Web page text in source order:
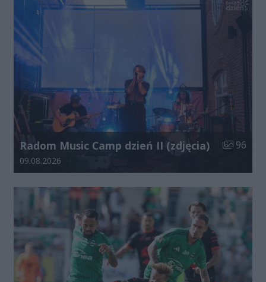
Radom Music Camp dzień II (zdjęcia) Liczba
96
Data dodania galerii:
09.08.2026